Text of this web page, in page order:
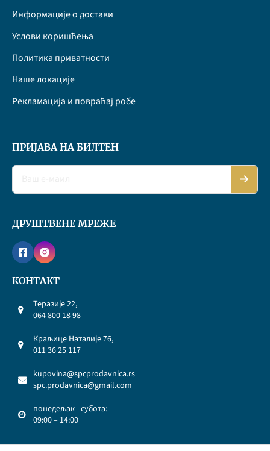
Информације о достави
Услови коришћења
Политика приватности
Наше локације
Рекламација и повраћај робе
ПРИЈАВА НА БИЛТЕН
ДРУШТВЕНЕ МРЕЖЕ
КОНТАКТ
Теразије 22,
064 800 18 98
Краљице Наталије 76,
011 36 25 117
kupovina@spcprodavnica.rs
spc.prodavnica@gmail.com
понедељак - субота:
09:00 – 14:00